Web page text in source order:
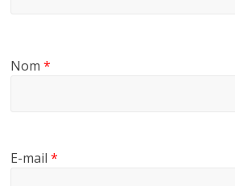
Nom*
E-mail*